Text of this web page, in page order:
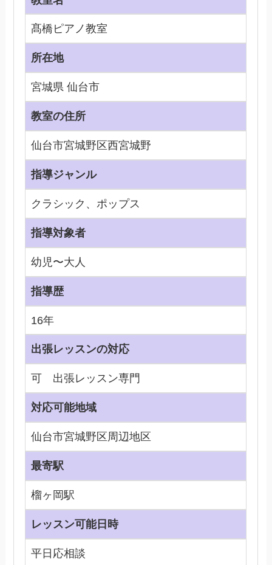
髙橋ピアノ教室
所在地
宮城県 仙台市
教室の住所
仙台市宮城野区西宮城野
指導ジャンル
クラシック、ポップス
指導対象者
幼児〜大人
指導歴
16年
出張レッスンの対応
可 出張レッスン専門
対応可能地域
仙台市宮城野区周辺地区
最寄駅
榴ヶ岡駅
レッスン可能日時
平日応相談